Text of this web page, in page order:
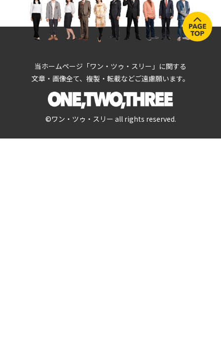
当ホームページ「ワン・ツゥ・スリー」に関する
文章・画像全て、複製・転載などご遠慮願います。
©ワン・ツゥ・スリー all rights reserved.